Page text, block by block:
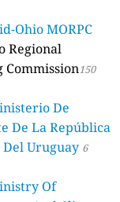
Ohio MORPC
Regional
Commission150
De
De La República
Uruguay 6
Of